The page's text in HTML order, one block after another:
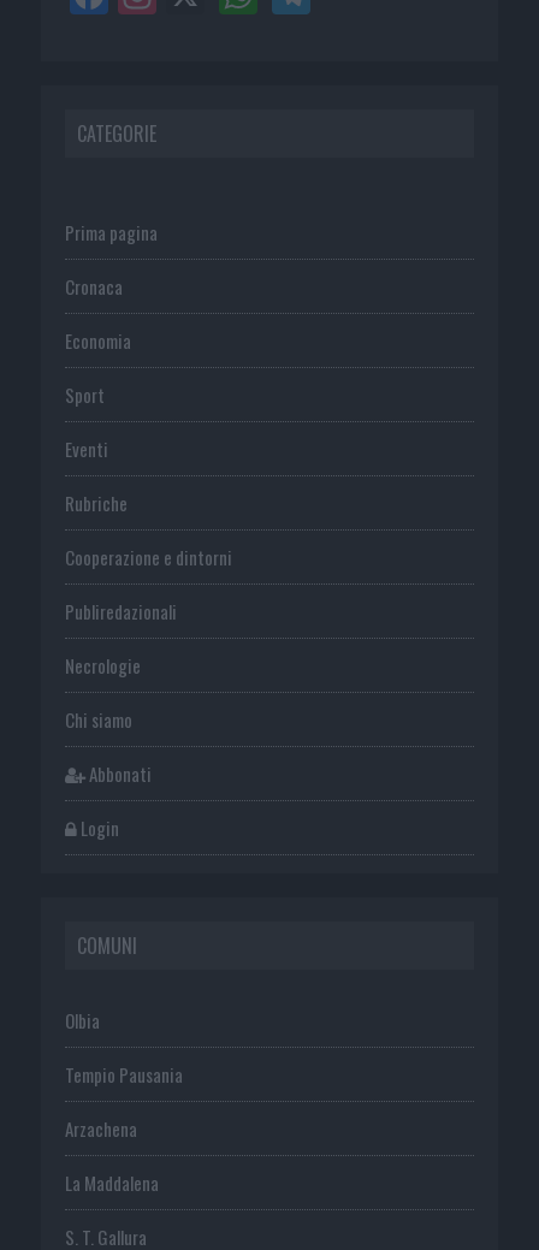
CATEGORIE
Prima pagina
Cronaca
Economia
Sport
Eventi
Rubriche
Cooperazione e dintorni
Publiredazionali
Necrologie
Chi siamo
Abbonati
Login
COMUNI
Olbia
Tempio Pausania
Arzachena
La Maddalena
S. T. Gallura